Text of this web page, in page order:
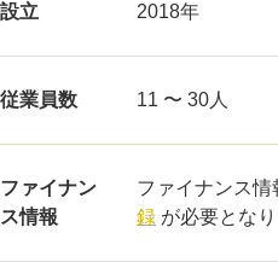
設立 2018年
従業員数 11 〜 30人
ファイナン
ス情報
ファイナンス
録 が必要となり